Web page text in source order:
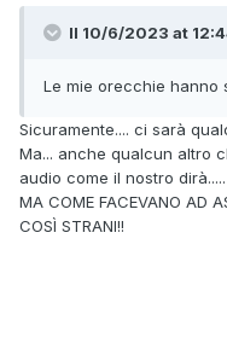
Il 10/6/2023 at
Le mie orecchie hanno
Sicuramente.... ci sarà
Ma... anche qualcun altro
audio come il nostro dirà.....
MA COME FACEVANO AD
COSÌ STRANI!!